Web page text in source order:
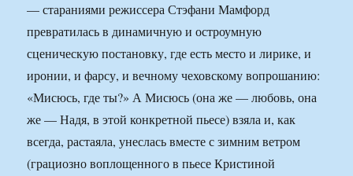
— стараниями режиссера Стэфани Мамфорд
превратилась в динамичную и остроумную
сценическую постановку, где есть место и лирике, и
иронии, и фарсу, и вечному чеховскому вопрошанию:
«Мисюсь, где ты?» А Мисюсь (она же — любовь, она
же — Надя, в этой конкретной пьесе) взяла и, как
всегда, растаяла, унеслась вместе с зимним ветром
(грациозно воплощенного в пьесе Кристиной